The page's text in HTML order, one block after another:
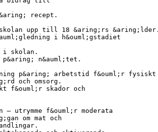
recept.
skolan upp till 18 &aring;rs &aring;lder.
i h&ouml;gstadiet
i skolan.
p&aring; n&auml;tet.
p&aring; arbetstid f&ouml;r fysiskt
och omsorg.
f&ouml;r skador och
utrymme f&ouml;r moderata
om mat och